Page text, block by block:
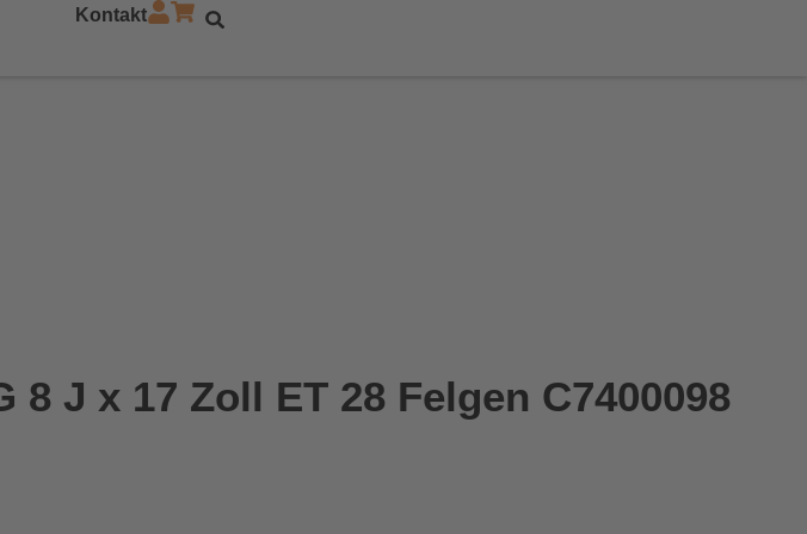
Kontakt
8 J x 17 Zoll ET 28 Felgen C7400098